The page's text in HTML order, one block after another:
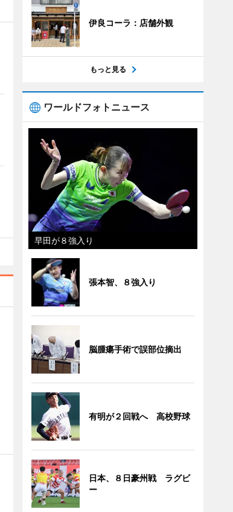
伊良コーラ：店舗外観
もっと見る
ワールドフォトニュース
早田が８強入り
張本智、８強入り
脳腫瘍手術で誤部位摘出
有明が２回戦へ 高校野球
日本、８日豪州戦 ラグビ
ー